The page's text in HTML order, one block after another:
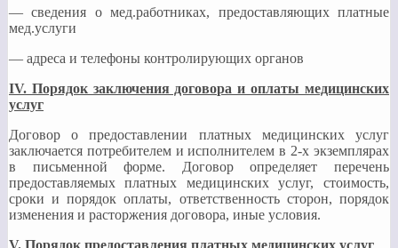
— сведения о мед.работниках, предоставляющих платные
мед.услуги
— адреса и телефоны контролирующих органов
IV. Порядок заключения договора и оплаты медицинских
услуг
Договор о предоставлении платных медицинских услуг
заключается потребителем и исполнителем в 2-х экземплярах
в письменной форме. Договор определяет перечень
предоставляемых платных медицинских услуг, стоимость,
сроки и порядок оплаты, ответственность сторон, порядок
изменения и расторжения договора, иные условия.